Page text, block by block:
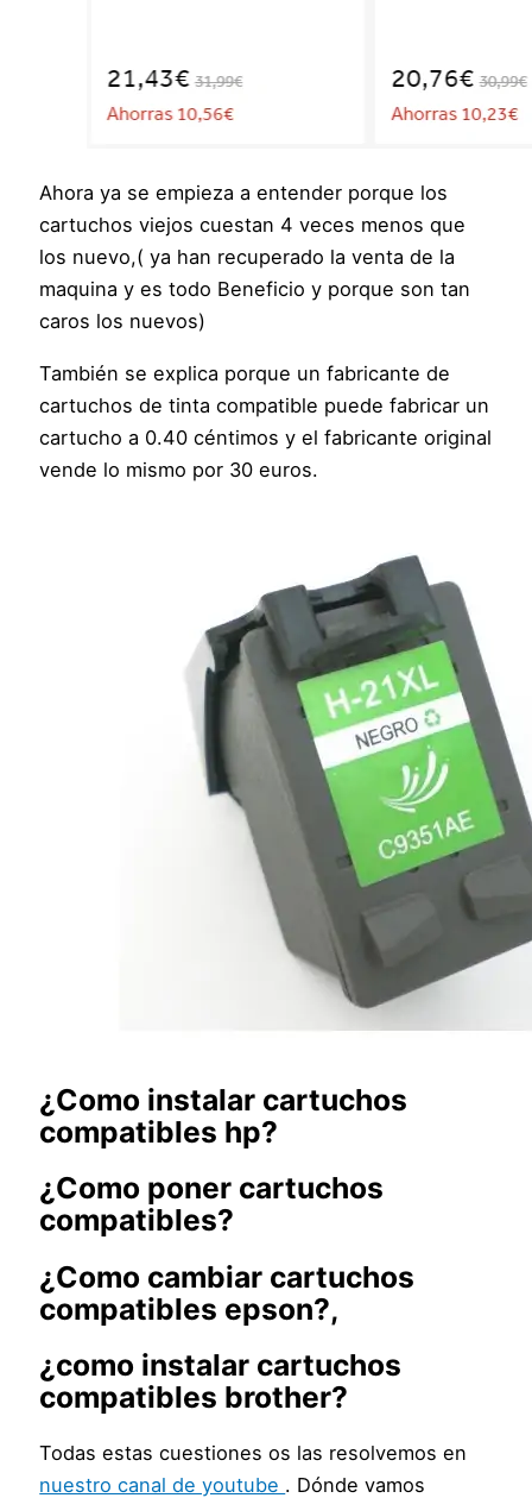
Ahora ya se empieza a entender porque los
cartuchos viejos cuestan 4 veces menos que
los nuevo,( ya han recuperado la venta de la
maquina y es todo Beneficio y porque son tan
caros los nuevos)
También se explica porque un fabricante de
cartuchos de tinta compatible puede fabricar un
cartucho a 0.40 céntimos y el fabricante original
vende lo mismo por 30 euros.
¿Como instalar cartuchos
compatibles hp?
¿Como poner cartuchos
compatibles?
¿Como cambiar cartuchos
compatibles epson?,
¿como instalar cartuchos
compatibles brother?
Todas estas cuestiones os las resolvemos en
nuestro canal de youtube . Dónde vamos